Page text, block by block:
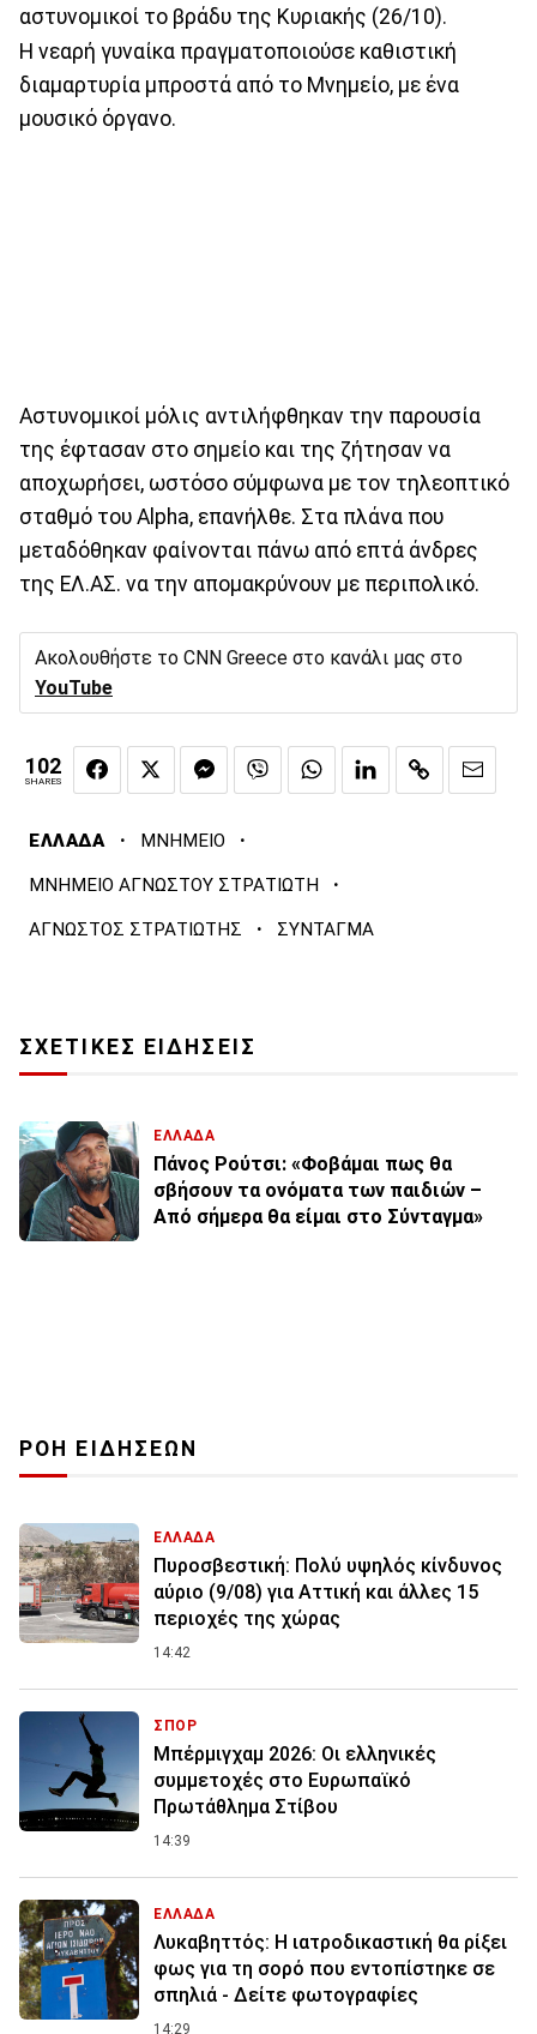
αστυνομικοί το βράδυ της Κυριακής (26/10).
Η νεαρή γυναίκα πραγματοποιούσε καθιστική
διαμαρτυρία μπροστά από το Μνημείο, με ένα
μουσικό όργανο.
Αστυνομικοί μόλις αντιλήφθηκαν την παρουσία
της έφτασαν στο σημείο και της ζήτησαν να
αποχωρήσει, ωστόσο σύμφωνα με τον τηλεοπτικό
σταθμό του Alpha, επανήλθε. Στα πλάνα που
μεταδόθηκαν φαίνονται πάνω από επτά άνδρες
της ΕΛ.ΑΣ. να την απομακρύνουν με περιπολικό.
Ακολουθήστε το CNN Greece στο κανάλι μας στο
YouTube
102
SHARES
ΕΛΛΑΔΑ · ΜΝΗΜΕΙΟ ·
ΜΝΗΜΕΙΟ ΑΓΝΩΣΤΟΥ ΣΤΡΑΤΙΩΤΗ ·
ΑΓΝΩΣΤΟΣ ΣΤΡΑΤΙΩΤΗΣ · ΣΥΝΤΑΓΜΑ
ΣΧΕΤΙΚΕΣ ΕΙΔΗΣΕΙΣ
ΕΛΛΑΔΑ
Πάνος Ρούτσι: «Φοβάμαι πως θα
σβήσουν τα ονόματα των παιδιών –
Από σήμερα θα είμαι στο Σύνταγμα»
ΡΟΗ ΕΙΔΗΣΕΩΝ
ΕΛΛΑΔΑ
Πυροσβεστική: Πολύ υψηλός κίνδυνος
αύριο (9/08) για Αττική και άλλες 15
περιοχές της χώρας
14:42
ΣΠΟΡ
Μπέρμιγχαμ 2026: Οι ελληνικές
συμμετοχές στο Ευρωπαϊκό
Πρωτάθλημα Στίβου
14:39
ΕΛΛΑΔΑ
Λυκαβηττός: Η ιατροδικαστική θα ρίξει
φως για τη σορό που εντοπίστηκε σε
σπηλιά - Δείτε φωτογραφίες
14:29